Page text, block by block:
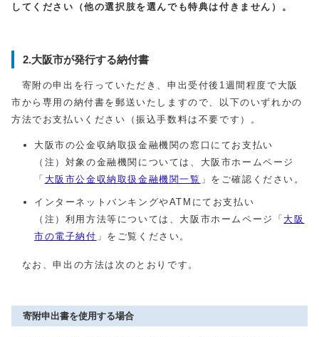
してください（他の選択肢を選んでも特典は付きません）。
2.大阪市が発行する納付書
寄附の申出を行っていただき、申出受付後1週間程度で大阪
市から専用の納付書を郵送いたしますので、以下のいずれかの
方法でお支払いください（振込手数料は不要です）。
大阪市の公金収納取扱金融機関の窓口にてお支払い
（注）対象の金融機関については、大阪市ホームページ
「 大阪市公金収納取扱金融機関一覧 」をご確認ください。
インターネットバンキングやATMにてお支払い
（注）利用方法等については、大阪市ホームページ「 大阪
市の電子納付 」をご覧ください。
なお、申出の方法は次のとおりです。
寄附申出書を使用する場合